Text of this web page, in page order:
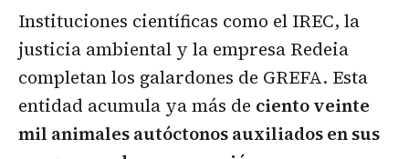
Instituciones científicas como el IREC, la
justicia ambiental y la empresa Redeia
completan los galardones de GREFA. Esta
entidad acumula ya más de ciento veinte
mil animales autóctonos auxiliados en sus